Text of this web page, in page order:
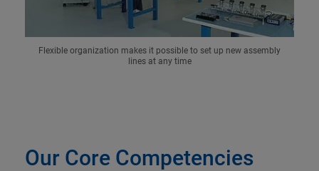
Flexible organization makes it possible to set up new assembly
lines at any time
Our Core Competencies